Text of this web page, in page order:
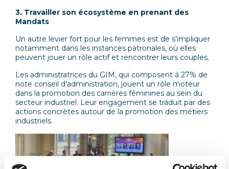
3. Travailler son écosystème en prenant des
Mandats
Un autre levier fort pour les femmes est de s’impliquer
notamment dans les instances patronales, où elles
peuvent jouer un rôle actif et rencontrer leurs couples.
Les administratrices du GIM, qui composent à 27% de
note conseil d’administration, jouent un rôle moteur
dans la promotion des carrières féminines au sein du
secteur industriel. Leur engagement se traduit par des
actions concrètes autour de la promotion des métiers
industriels.